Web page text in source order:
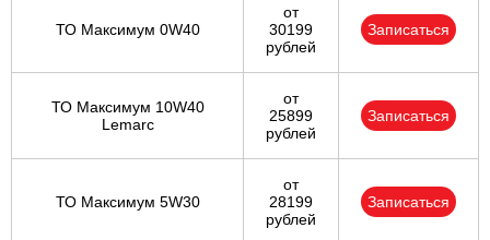
ТО Максимум 0W40
от
30199
рублей
Записаться
ТО Максимум 10W40
Lemarc
от
25899
рублей
Записаться
ТО Максимум 5W30
от
28199
рублей
Записаться